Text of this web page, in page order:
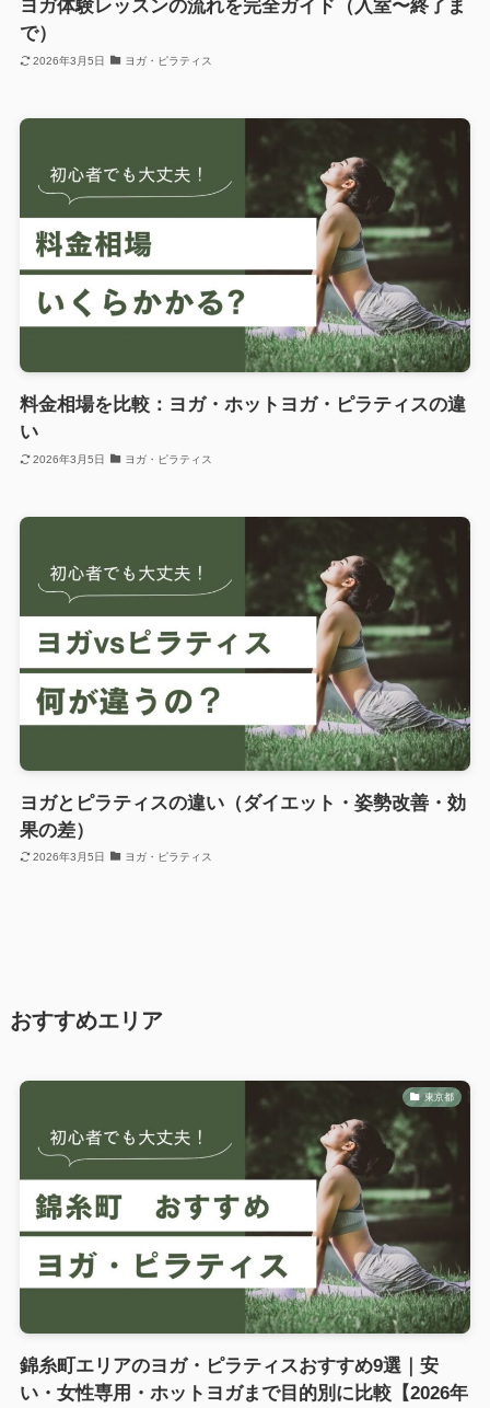
ヨガ体験レッスンの流れを完全ガイド（入室〜終了ま
で）
2026年3月5日 ヨガ・ピラティス
料金相場を比較：ヨガ・ホットヨガ・ピラティスの違
い
2026年3月5日 ヨガ・ピラティス
ヨガとピラティスの違い（ダイエット・姿勢改善・効
果の差）
2026年3月5日 ヨガ・ピラティス
おすすめエリア
東京都
錦糸町エリアのヨガ・ピラティスおすすめ9選｜安
い・女性専用・ホットヨガまで目的別に比較【2026年